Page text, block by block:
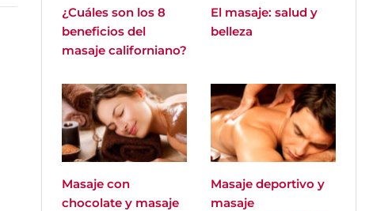
¿Cuáles son los 8
beneficios del
masaje californiano?
El masaje: salud y
belleza
Masaje con
chocolate y masaje
Masaje deportivo y
masaje